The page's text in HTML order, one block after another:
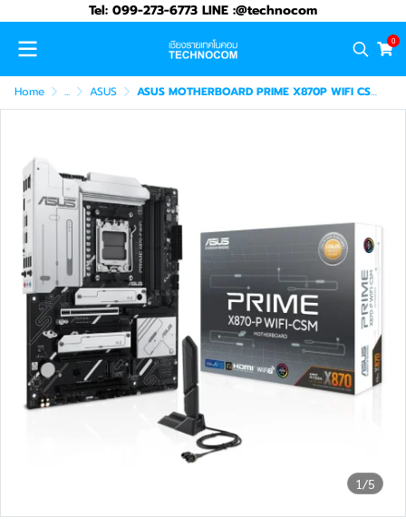
Tel: 099-273-6773 LINE :@technocom
0
Home ... ASUS ASUS MOTHERBOARD PRIME X870P WIFI CSM (90MB1IS0)
1/5